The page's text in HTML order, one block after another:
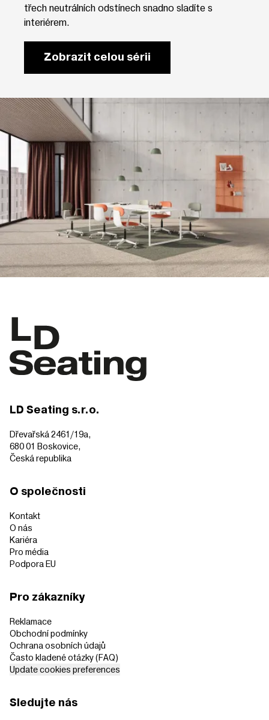
třech neutrálních odstínech snadno sladíte s
interiérem.
Zobrazit celou sérii
LD Seating s.r.o.
Dřevařská 2461/19a,
680 01 Boskovice,
Česká republika
O společnosti
Kontakt
O nás
Kariéra
Pro média
Podpora EU
Pro zákazníky
Reklamace
Obchodní podmínky
Ochrana osobních údajů
Často kladené otázky (FAQ)
Update cookies preferences
Sledujte nás